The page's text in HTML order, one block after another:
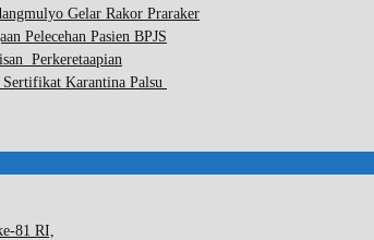
Gelar Rakor Praraker
Pelecehan Pasien BPJS
Perkeretaapian
Karantina Palsu
81 RI,